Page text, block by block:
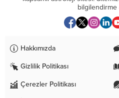
bilgilendirme
Hakkımızda
Gizlilik Politikası
Çerezler Politikası